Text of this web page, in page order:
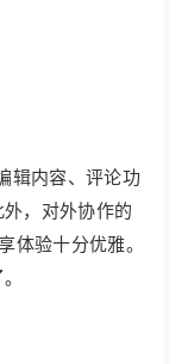
辑内容、评论功
，对外协作的
体验十分优雅。